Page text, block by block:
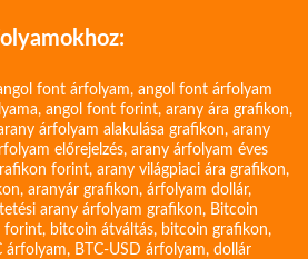
font árfolyam, angol font árfolyam
, angol font forint, arany ára grafikon,
árfolyam alakulása grafikon, arany
előrejelzés, arany árfolyam éves
forint, arany világpiaci ára grafikon,
, aranyár grafikon, árfolyam dollár,
arany árfolyam grafikon, Bitcoin
forint, bitcoin átváltás, bitcoin grafikon,
árfolyam, BTC-USD árfolyam, dollár